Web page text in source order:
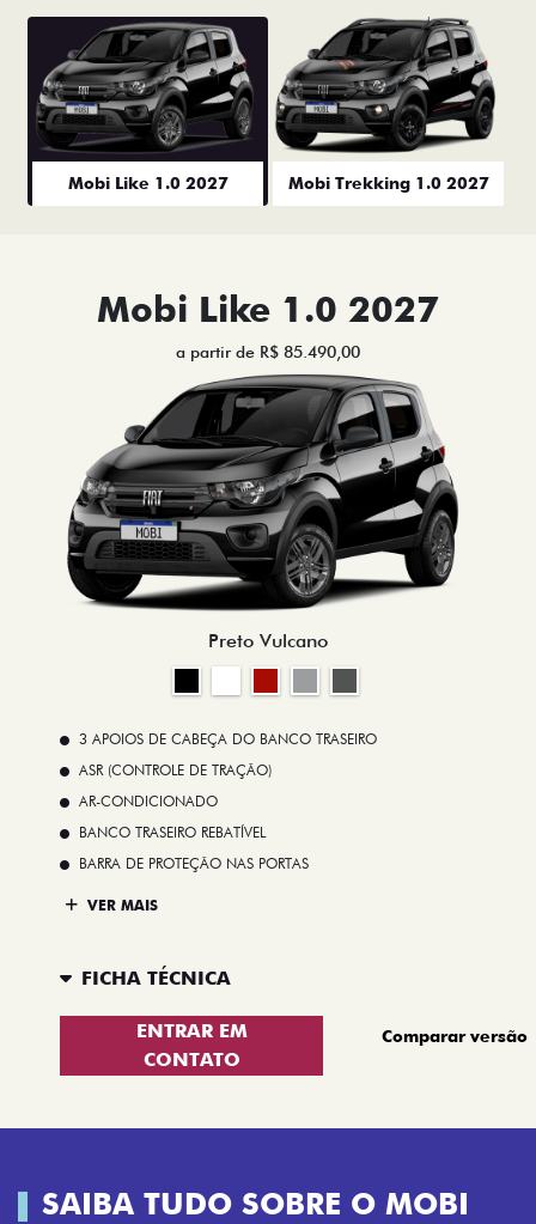
Mobi Like 1.0 2027 Mobi Trekking 1.0 2027
Mobi Like 1.0 2027
a partir de R$ 85.490,00
Preto Vulcano
3 APOIOS DE CABEÇA DO BANCO TRASEIRO
ASR (CONTROLE DE TRAÇÃO)
AR-CONDICIONADO
BANCO TRASEIRO REBATÍVEL
BARRA DE PROTEÇÃO NAS PORTAS
VER MAIS
FICHA TÉCNICA
ENTRAR EM
CONTATO
Comparar versão
SAIBA TUDO SOBRE O MOBI